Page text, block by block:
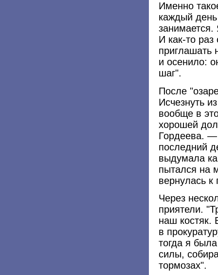
Именно
каждый
занимается.
И как-то раз
приглашать
и осенило:
шаг".
После
Исчезнуть
вообще в
хорошей
Гордеева. —
последний
выдумала
пытался на
вернулась
Через
приятели.
наш костяк.
в
тогда я
силы,
тормозах".